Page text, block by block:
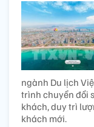
ngành Du lịch
trình chuyển đổi
khách, duy trì
khách mới.